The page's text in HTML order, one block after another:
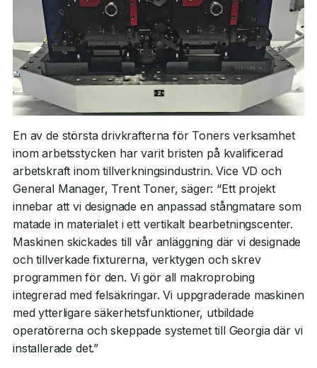
En av de största drivkrafterna för Toners verksamhet
inom arbetsstycken har varit bristen på kvalificerad
arbetskraft inom tillverkningsindustrin. Vice VD och
General Manager, Trent Toner, säger: “Ett projekt
innebar att vi designade en anpassad stångmatare som
matade in materialet i ett vertikalt bearbetningscenter.
Maskinen skickades till vår anläggning där vi designade
och tillverkade fixturerna, verktygen och skrev
programmen för den. Vi gör all makroprobing
integrerad med felsäkringar. Vi uppgraderade maskinen
med ytterligare säkerhetsfunktioner, utbildade
operatörerna och skeppade systemet till Georgia där vi
installerade det.”